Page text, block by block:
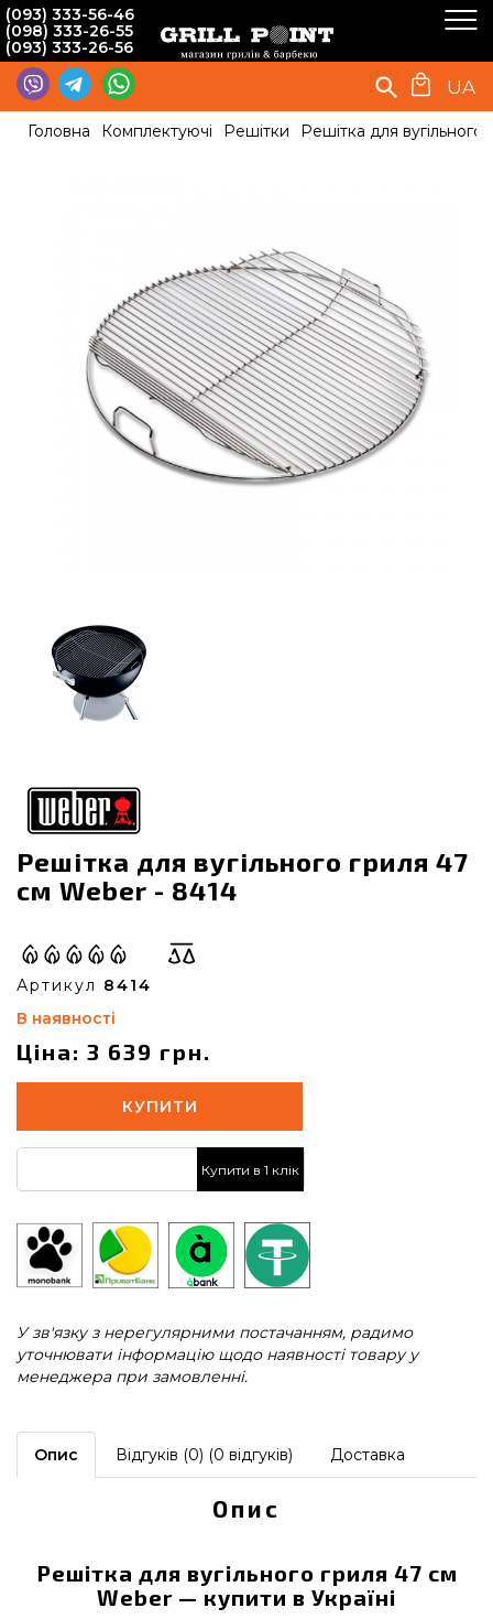
(093) 333-56-46
(098) 333-26-55
(093) 333-26-56
UA
Головна Комплектуючі Решітки Решітка для
Решітка для вугільного гриля 47
см Weber - 8414
Артикул 8414
В наявності
Ціна: 3 639 грн.
КУПИТИ
Купити в 1 клік
У зв'язку з нерегулярними постачанням, радимо
уточнювати інформацію щодо наявності товару у
менеджера при замовленні.
Опис Відгуків (0) (0 відгуків) Доставка
Опис
Решітка для вугільного гриля 47 см
Weber — купити в Україні